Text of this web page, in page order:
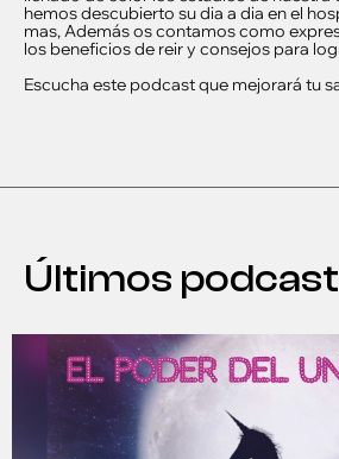
hemos descubierto su dia a dia en el
mas, Además os contamos como
los beneficios de reir y consejos para
Escucha este podcast que mejorará tu
Últimos